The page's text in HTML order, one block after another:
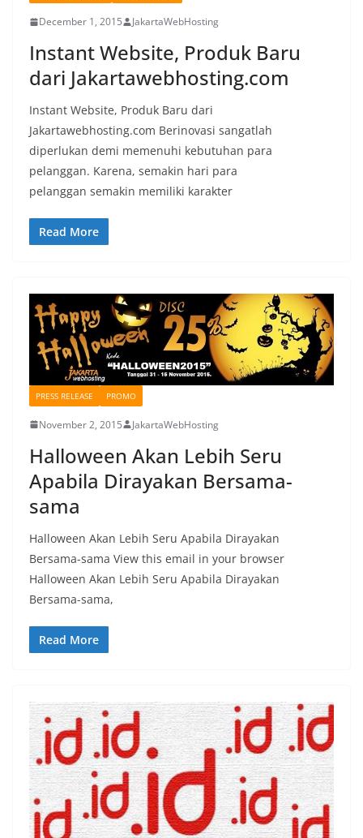
December 1, 2015 JakartaWebHosting
Instant Website, Produk Baru
dari Jakartawebhosting.com
Instant Website, Produk Baru dari
Jakartawebhosting.com Berinovasi sangatlah
diperlukan demi memenuhi kebutuhan para
pelanggan. Karena, semakin hari para
pelanggan semakin memiliki karakter
Read More
PRESS RELEASE PROMO
November 2, 2015 JakartaWebHosting
Halloween Akan Lebih Seru
Apabila Dirayakan Bersama-
sama
Halloween Akan Lebih Seru Apabila Dirayakan
Bersama-sama View this email in your browser
Halloween Akan Lebih Seru Apabila Dirayakan
Bersama-sama,
Read More